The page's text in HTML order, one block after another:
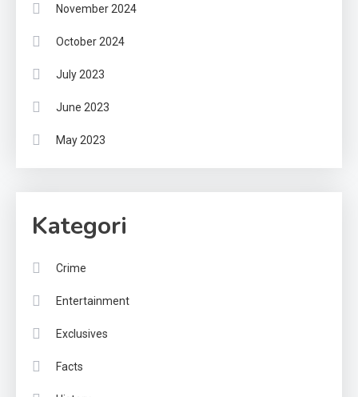
November 2024
October 2024
July 2023
June 2023
May 2023
Kategori
Crime
Entertainment
Exclusives
Facts